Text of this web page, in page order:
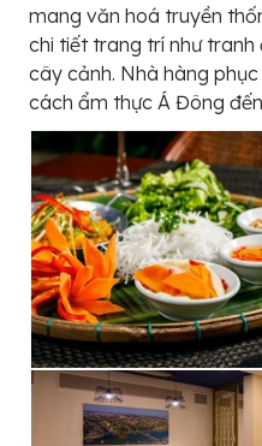
mang văn hoá truyền
chi tiết trang trí như tranh
cây cảnh. Nhà hàng
cách ẩm thực Á Đông